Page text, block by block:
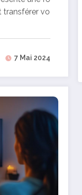
transférer vo
7 Mai 2024